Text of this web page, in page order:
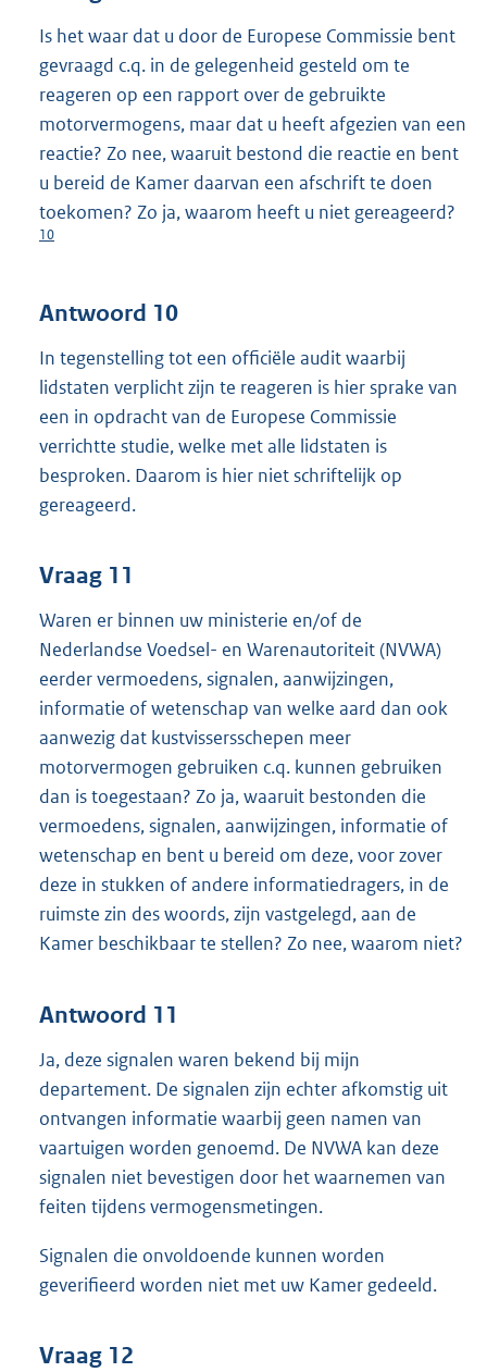
Is het waar dat u door de Europese Commissie bent
gevraagd c.q. in de gelegenheid gesteld om te
reageren op een rapport over de gebruikte
motorvermogens, maar dat u heeft afgezien van een
reactie? Zo nee, waaruit bestond die reactie en bent
u bereid de Kamer daarvan een afschrift te doen
toekomen? Zo ja, waarom heeft u niet gereageerd?
10
Antwoord 10
In tegenstelling tot een officiële audit waarbij
lidstaten verplicht zijn te reageren is hier sprake van
een in opdracht van de Europese Commissie
verrichtte studie, welke met alle lidstaten is
besproken. Daarom is hier niet schriftelijk op
gereageerd.
Vraag 11
Waren er binnen uw ministerie en/of de
Nederlandse Voedsel- en Warenautoriteit (NVWA)
eerder vermoedens, signalen, aanwijzingen,
informatie of wetenschap van welke aard dan ook
aanwezig dat kustvissersschepen meer
motorvermogen gebruiken c.q. kunnen gebruiken
dan is toegestaan? Zo ja, waaruit bestonden die
vermoedens, signalen, aanwijzingen, informatie of
wetenschap en bent u bereid om deze, voor zover
deze in stukken of andere informatiedragers, in de
ruimste zin des woords, zijn vastgelegd, aan de
Kamer beschikbaar te stellen? Zo nee, waarom niet?
Antwoord 11
Ja, deze signalen waren bekend bij mijn
departement. De signalen zijn echter afkomstig uit
ontvangen informatie waarbij geen namen van
vaartuigen worden genoemd. De NVWA kan deze
signalen niet bevestigen door het waarnemen van
feiten tijdens vermogensmetingen.
Signalen die onvoldoende kunnen worden
geverifieerd worden niet met uw Kamer gedeeld.
Vraag 12